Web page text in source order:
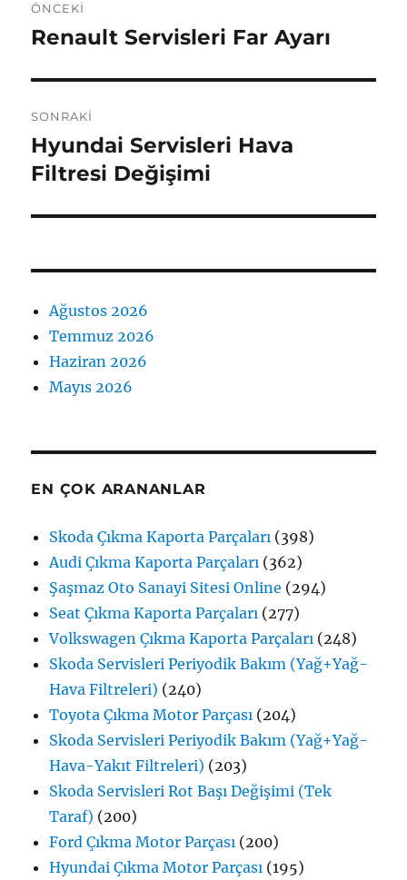
gezinmesi
ÖNCEKI
Önceki
Renault Servisleri Far Ayarı
SONRAKI
Sonraki
yazı:
Hyundai Servisleri Hava
Filtresi Değişimi
Ağustos 2026
Temmuz 2026
Haziran 2026
Mayıs 2026
EN ÇOK ARANANLAR
Skoda Çıkma Kaporta Parçaları (398)
Audi Çıkma Kaporta Parçaları (362)
Şaşmaz Oto Sanayi Sitesi Online (294)
Seat Çıkma Kaporta Parçaları (277)
Volkswagen Çıkma Kaporta Parçaları (248)
Skoda Servisleri Periyodik Bakım (Yağ+Yağ-
Hava Filtreleri) (240)
Toyota Çıkma Motor Parçası (204)
Skoda Servisleri Periyodik Bakım (Yağ+Yağ-
Hava-Yakıt Filtreleri) (203)
Skoda Servisleri Rot Başı Değişimi (Tek
Taraf) (200)
Ford Çıkma Motor Parçası (200)
Hyundai Çıkma Motor Parçası (195)